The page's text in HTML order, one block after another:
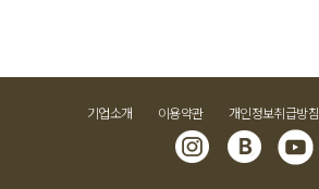
기업소개 이용약관 개인정보취급방침